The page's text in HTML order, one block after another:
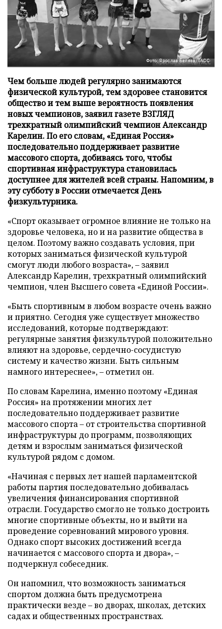
Фото: Ярослав Беляев/ТАСС
Чем больше людей регулярно занимаются
физической культурой, тем здоровее становится
общество и тем выше вероятность появления
новых чемпионов, заявил газете ВЗГЛЯД
трехкратный олимпийский чемпион Александр
Карелин. По его словам, «Единая Россия»
последовательно поддерживает развитие
массового спорта, добиваясь того, чтобы
спортивная инфраструктура становилась
доступнее для жителей всей страны. Напомним, в
эту субботу в России отмечается День
физкультурника.
«Спорт оказывает огромное влияние не только на
здоровье человека, но и на развитие общества в
целом. Поэтому важно создавать условия, при
которых заниматься физической культурой
смогут люди любого возраста», – заявил
Александр Карелин, трехкратный олимпийский
чемпион, член Высшего совета «Единой России».
«Быть спортивным в любом возрасте очень важно
и приятно. Сегодня уже существует множество
исследований, которые подтверждают:
регулярные занятия физкультурой положительно
влияют на здоровье, сердечно-сосудистую
систему и качество жизни. Быть сильным
намного интереснее», – отметил он.
По словам Карелина, именно поэтому «Единая
Россия» на протяжении многих лет
последовательно поддерживает развитие
массового спорта – от строительства спортивной
инфраструктуры до программ, позволяющих
детям и взрослым заниматься физической
культурой рядом с домом.
«Начиная с первых лет нашей парламентской
работы партия последовательно добивалась
увеличения финансирования спортивной
отрасли. Государство смогло не только достроить
многие спортивные объекты, но и выйти на
проведение соревнований мирового уровня.
Однако спорт высоких достижений всегда
начинается с массового спорта и двора», –
подчеркнул собеседник.
Он напомнил, что возможность заниматься
спортом должна быть предусмотрена
практически везде – во дворах, школах, детских
садах и общественных пространствах.